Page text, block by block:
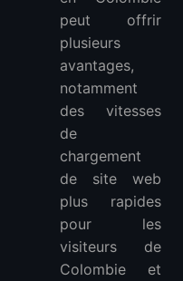
peut offrir
plusieurs
avantages,
notamment
des vitesses
de
chargement
de site web
plus rapides
pour les
visiteurs de
Colombie et